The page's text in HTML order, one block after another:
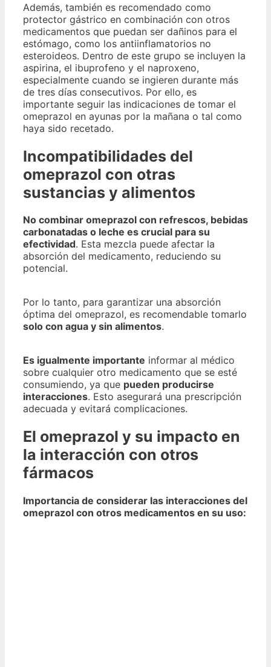
Además, también es recomendado como
protector gástrico en combinación con otros
medicamentos que puedan ser dañinos para el
estómago, como los antiinflamatorios no
esteroideos. Dentro de este grupo se incluyen la
aspirina, el ibuprofeno y el naproxeno,
especialmente cuando se ingieren durante más
de tres días consecutivos. Por ello, es
importante seguir las indicaciones de tomar el
omeprazol en ayunas por la mañana o tal como
haya sido recetado.
Incompatibilidades del
omeprazol con otras
sustancias y alimentos
No combinar omeprazol con refrescos, bebidas
carbonatadas o leche es crucial para su
efectividad. Esta mezcla puede afectar la
absorción del medicamento, reduciendo su
potencial.
Por lo tanto, para garantizar una absorción
óptima del omeprazol, es recomendable tomarlo
solo con agua y sin alimentos.
Es igualmente importante informar al médico
sobre cualquier otro medicamento que se esté
consumiendo, ya que pueden producirse
interacciones. Esto asegurará una prescripción
adecuada y evitará complicaciones.
El omeprazol y su impacto en
la interacción con otros
fármacos
Importancia de considerar las interacciones del
omeprazol con otros medicamentos en su uso: